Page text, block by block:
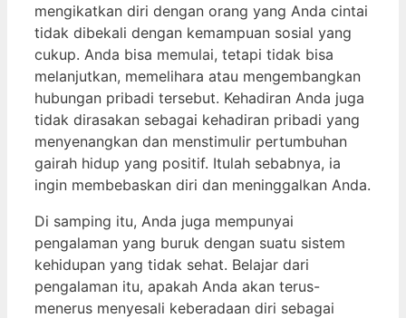
mengikatkan diri dengan orang yang Anda cintai
tidak dibekali dengan kemampuan sosial yang
cukup. Anda bisa memulai, tetapi tidak bisa
melanjutkan, memelihara atau mengembangkan
hubungan pribadi tersebut. Kehadiran Anda juga
tidak dirasakan sebagai kehadiran pribadi yang
menyenangkan dan menstimulir pertumbuhan
gairah hidup yang positif. Itulah sebabnya, ia
ingin membebaskan diri dan meninggalkan Anda.
Di samping itu, Anda juga mempunyai
pengalaman yang buruk dengan suatu sistem
kehidupan yang tidak sehat. Belajar dari
pengalaman itu, apakah Anda akan terus-
menerus menyesali keberadaan diri sebagai